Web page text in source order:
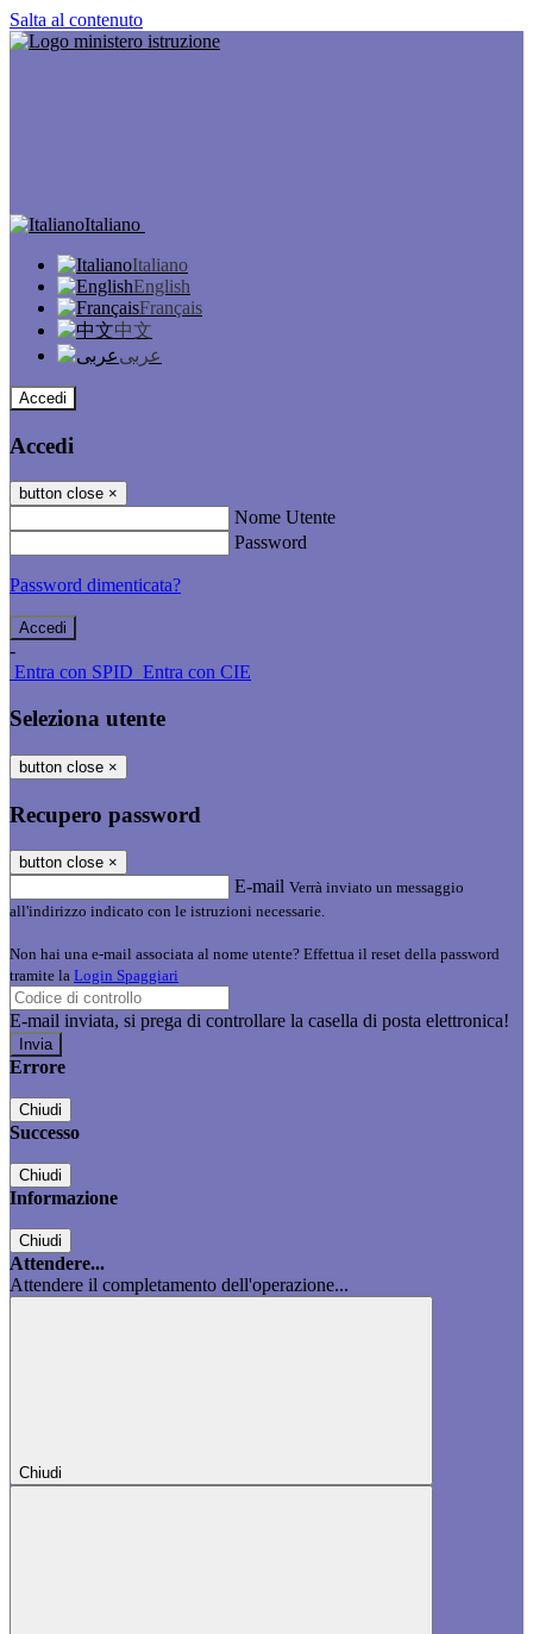
Salta al contenuto
Italiano
Italiano
English
Français
中文
عربى
Accedi
Accedi
button close ×
Nome Utente
Password
Password dimenticata?
-
Entra con SPID Entra con CIE
Seleziona utente
button close ×
Recupero password
button close ×
E-mail Verrà inviato un messaggio
all'indirizzo indicato con le istruzioni necessarie.
Non hai una e-mail associata al nome utente? Effettua il reset della password
tramite la Login Spaggiari
E-mail inviata, si prega di controllare la casella di posta elettronica!
Errore
Chiudi
Successo
Chiudi
Informazione
Chiudi
Attendere...
Attendere il completamento dell'operazione...
Chiudi